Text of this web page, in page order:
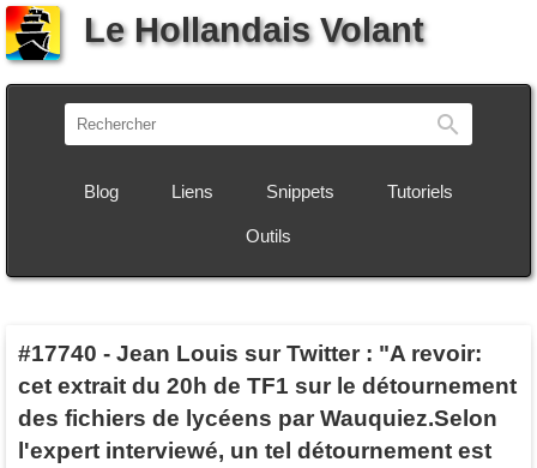
Le Hollandais Volant
Blog Liens Snippets Tutoriels
Outils
#17740 - Jean Louis sur Twitter : "A revoir:
cet extrait du 20h de TF1 sur le détournement
des fichiers de lycéens par Wauquiez.Selon
l'expert interviewé, un tel détournement est